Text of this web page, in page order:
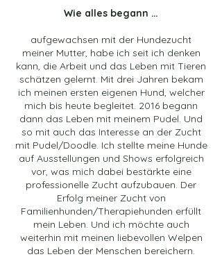
Wie alles begann …
aufgewachsen mit der Hundezucht
meiner Mutter, habe ich seit ich denken
kann, die Arbeit und das Leben mit Tieren
schätzen gelernt. Mit drei Jahren bekam
ich meinen ersten eigenen Hund, welcher
mich bis heute begleitet. 2016 begann
dann das Leben mit meinem Pudel. Und
so mit auch das Interesse an der Zucht
mit Pudel/Doodle. Ich stellte meine Hunde
auf Ausstellungen und Shows erfolgreich
vor, was mich dabei bestärkte eine
professionelle Zucht aufzubauen. Der
Erfolg meiner Zucht von
Familienhunden/Therapiehunden erfüllt
mein Leben. Und ich möchte auch
weiterhin mit meinen liebevollen Welpen
das Leben der Menschen bereichern.